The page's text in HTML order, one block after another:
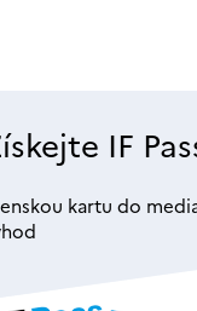
IF
kartu do